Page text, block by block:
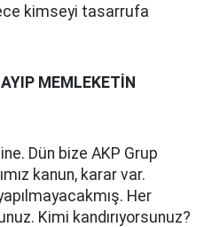
kimseyi tasarrufa
MEMLEKETİN
Dün bize AKP Grup
kanun, karar var.
Her
Kimi kandırıyorsunuz?